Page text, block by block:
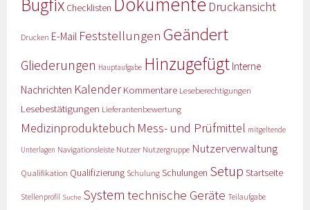
Bugfix Checklisten Druckansicht
Drucken E-Mail Feststellungen Geändert
Gliederungen Hauptaufgabe Hinzugefügt Interne
Nachrichten KalenderKommentare Leseberechtigungen
Lesebestätigungen Lieferantenbewertung
Medizinproduktebuch Mess- und Prüfmittel mitgeltende
Unterlagen Navigationsleiste Nutzer Nutzergruppe Nutzerverwaltung
Qualifikation Qualifizierung Schulung Schulungen Setup Startseite
Stellenprofil Suche System technische Geräte Teilaufgabe